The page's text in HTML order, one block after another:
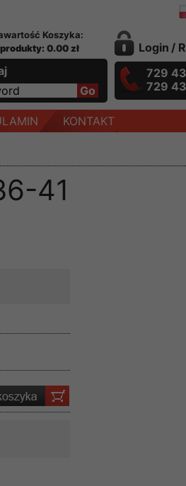
Koszyka:
0.00 zł
Login /
729
729
KONTAKT
41